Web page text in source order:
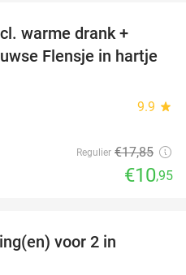
warme drank +
Flensje in hartje
9.9 star
Regulier €17,85
€10,95
voor 2 in